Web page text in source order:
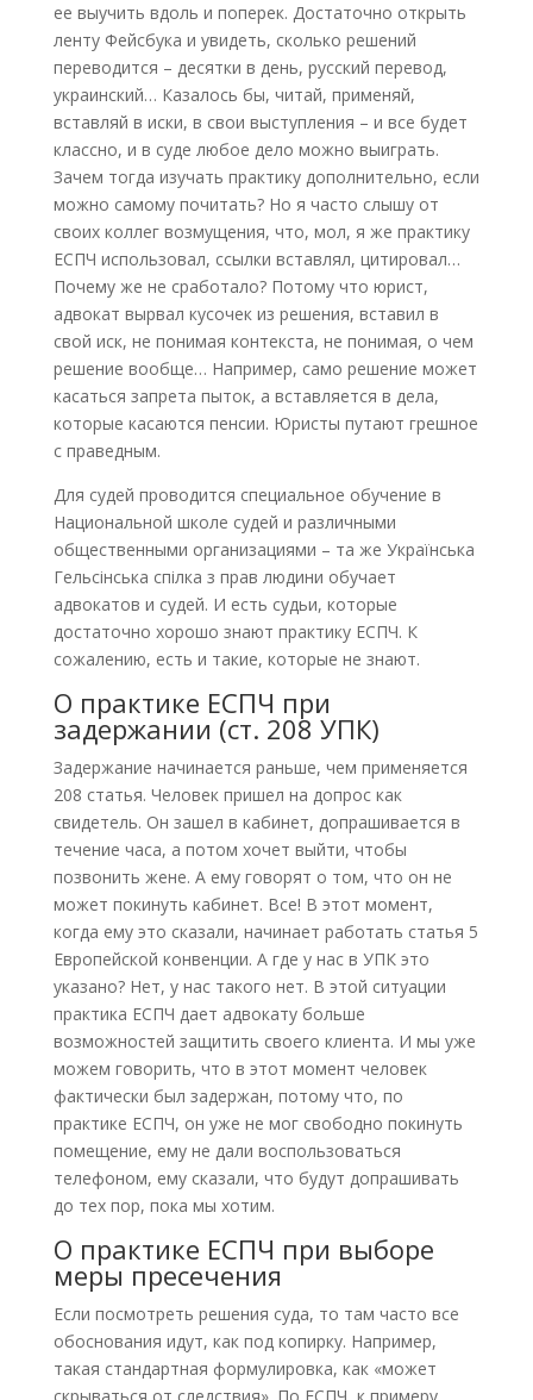
ее выучить вдоль и поперек. Достаточно открыть
ленту Фейсбука и увидеть, сколько решений
переводится – десятки в день, русский перевод,
украинский… Казалось бы, читай, применяй,
вставляй в иски, в свои выступления – и все будет
классно, и в суде любое дело можно выиграть.
Зачем тогда изучать практику дополнительно, если
можно самому почитать? Но я часто слышу от
своих коллег возмущения, что, мол, я же практику
ЕСПЧ использовал, ссылки вставлял, цитировал…
Почему же не сработало? Потому что юрист,
адвокат вырвал кусочек из решения, вставил в
свой иск, не понимая контекста, не понимая, о чем
решение вообще… Например, само решение может
касаться запрета пыток, а вставляется в дела,
которые касаются пенсии. Юристы путают грешное
с праведным.
Для судей проводится специальное обучение в
Национальной школе судей и различными
общественными организациями – та же Українська
Гельсінська спілка з прав людини обучает
адвокатов и судей. И есть судьи, которые
достаточно хорошо знают практику ЕСПЧ. К
сожалению, есть и такие, которые не знают.
О практике ЕСПЧ при
задержании (ст. 208 УПК)
Задержание начинается раньше, чем применяется
208 статья. Человек пришел на допрос как
свидетель. Он зашел в кабинет, допрашивается в
течение часа, а потом хочет выйти, чтобы
позвонить жене. А ему говорят о том, что он не
может покинуть кабинет. Все! В этот момент,
когда ему это сказали, начинает работать статья 5
Европейской конвенции. А где у нас в УПК это
указано? Нет, у нас такого нет. В этой ситуации
практика ЕСПЧ дает адвокату больше
возможностей защитить своего клиента. И мы уже
можем говорить, что в этот момент человек
фактически был задержан, потому что, по
практике ЕСПЧ, он уже не мог свободно покинуть
помещение, ему не дали воспользоваться
телефоном, ему сказали, что будут допрашивать
до тех пор, пока мы хотим.
О практике ЕСПЧ при выборе
меры пресечения
Если посмотреть решения суда, то там часто все
обоснования идут, как под копирку. Например,
такая стандартная формулировка, как «может